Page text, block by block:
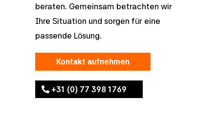
beraten. Gemeinsam betrachten wir
Ihre Situation und sorgen für eine
passende Lösung.
Kontakt aufnehmen
+31 (0) 77 398 1769